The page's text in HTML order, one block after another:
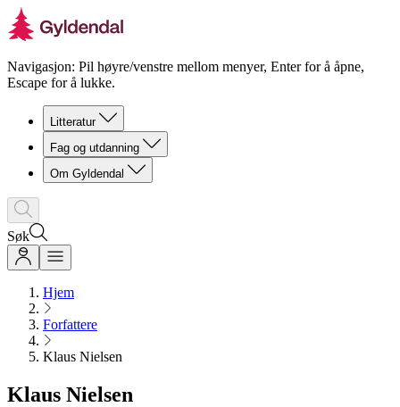
Navigasjon: Pil høyre/venstre mellom menyer, Enter for å åpne,
Escape for å lukke.
Litteratur
Fag og utdanning
Om Gyldendal
Søk
Hjem
Forfattere
Klaus Nielsen
Klaus Nielsen